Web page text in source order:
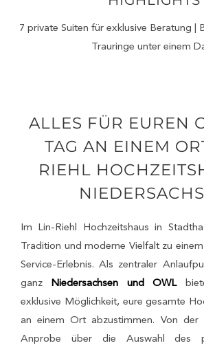
7 private Suiten für exklusive Beratung |
Trauringe unter einem
ALLES FÜR EUREN
TAG AN EINEM
RIEHL
Im Lin-Riehl Hochzeitshaus in
Tradition und moderne Vielfalt zu
Service-Erlebnis. Als zentraler
ganz Niedersachsen und OWL
exklusive Möglichkeit, eure gesamte
an einem Ort abzustimmen. Von der
Anprobe über die Auswahl des